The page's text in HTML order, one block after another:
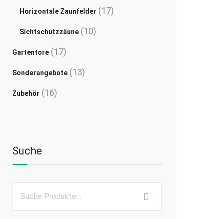
Horizontale Zaunfelder 1717
Sichtschutzzäune 1010
Gartentore 1717
Sonderangebote 1313
Zubehör 1616
Suche